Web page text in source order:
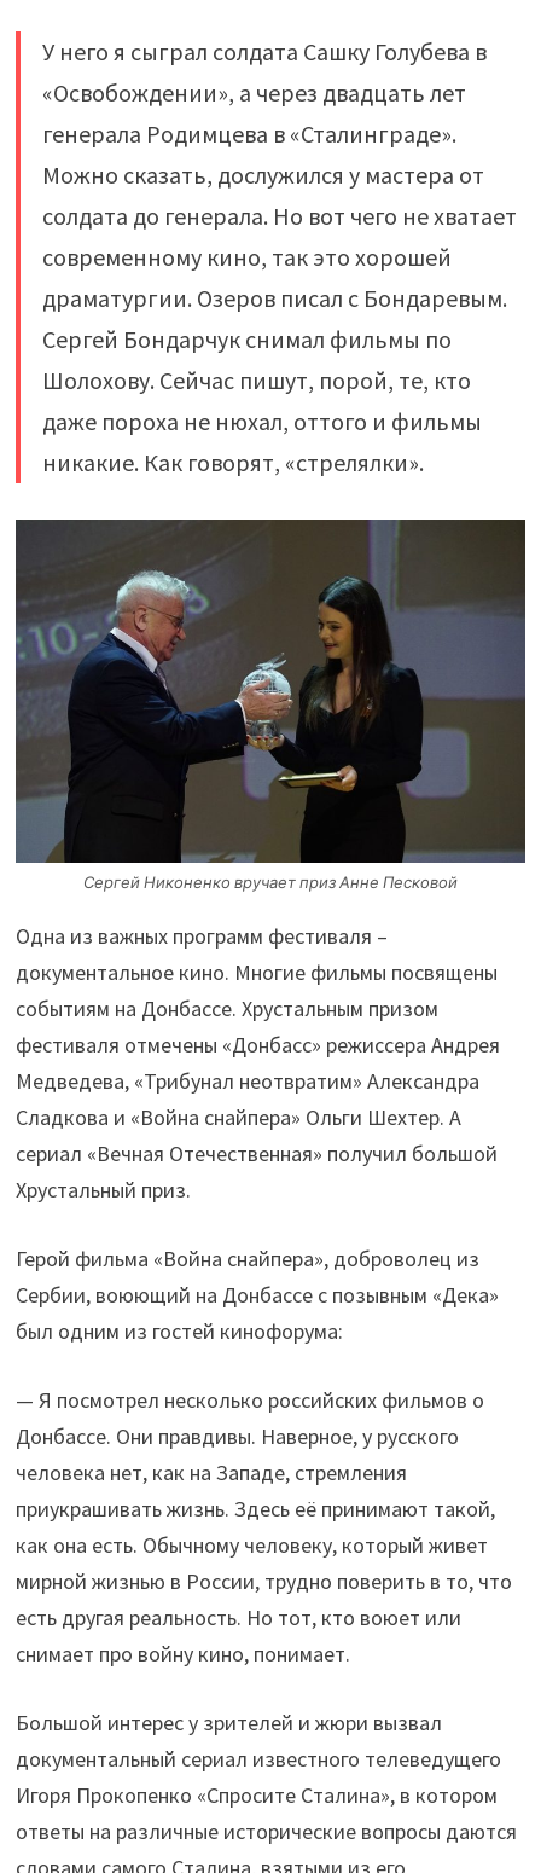
У него я сыграл солдата Сашку Голубева в
«Освобождении», а через двадцать лет
генерала Родимцева в «Сталинграде».
Можно сказать, дослужился у мастера от
солдата до генерала. Но вот чего не хватает
современному кино, так это хорошей
драматургии. Озеров писал с Бондаревым.
Сергей Бондарчук снимал фильмы по
Шолохову. Сейчас пишут, порой, те, кто
даже пороха не нюхал, оттого и фильмы
никакие. Как говорят, «стрелялки».
Сергей Никоненко вручает приз Анне Песковой
Одна из важных программ фестиваля –
документальное кино. Многие фильмы посвящены
событиям на Донбассе. Хрустальным призом
фестиваля отмечены «Донбасс» режиссера Андрея
Медведева, «Трибунал неотвратим» Александра
Сладкова и «Война снайпера» Ольги Шехтер. А
сериал «Вечная Отечественная» получил большой
Хрустальный приз.
Герой фильма «Война снайпера», доброволец из
Сербии, воюющий на Донбассе с позывным «Дека»
был одним из гостей кинофорума:
— Я посмотрел несколько российских фильмов о
Донбассе. Они правдивы. Наверное, у русского
человека нет, как на Западе, стремления
приукрашивать жизнь. Здесь её принимают такой,
как она есть. Обычному человеку, который живет
мирной жизнью в России, трудно поверить в то, что
есть другая реальность. Но тот, кто воюет или
снимает про войну кино, понимает.
Большой интерес у зрителей и жюри вызвал
документальный сериал известного телеведущего
Игоря Прокопенко «Спросите Сталина», в котором
ответы на различные исторические вопросы даются